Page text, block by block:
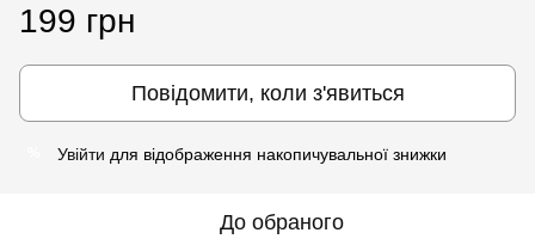
199 грн
Повідомити, коли з'явиться
Увійти для відображення накопичувальної знижки
До обраного